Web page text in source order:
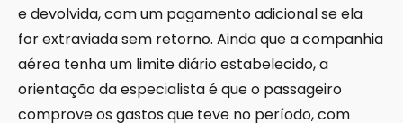
e devolvida, com um pagamento adicional se ela
for extraviada sem retorno. Ainda que a companhia
aérea tenha um limite diário estabelecido, a
orientação da especialista é que o passageiro
comprove os gastos que teve no período, com